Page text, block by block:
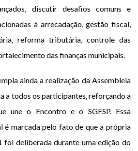
discutir desafios comuns e
à arrecadação, gestão fiscal,
reforma tributária, controle das
das finanças municipais.
ainda a realização da Assembleia
a todos os participantes, reforçando a
une o Encontro e o SGESP. Essa
é marcada pelo fato de que a própria
foi deliberada durante uma edição do